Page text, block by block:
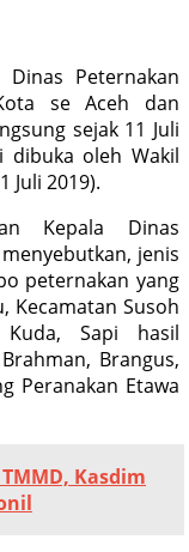
Peternakan
se Aceh dan
sejak 11 Juli
dibuka oleh Wakil
Juli 2019).
Kepala Dinas
jenis
peternakan yang
Kecamatan Susoh
Sapi hasil
Brangus,
Peranakan Etawa
Kasdim